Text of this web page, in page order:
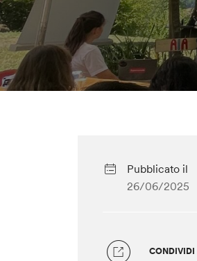
Pubblicato il
26/06/2025
CONDIVIDI